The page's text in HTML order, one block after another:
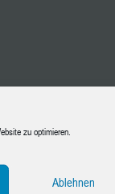
zu optimieren.
Ablehnen